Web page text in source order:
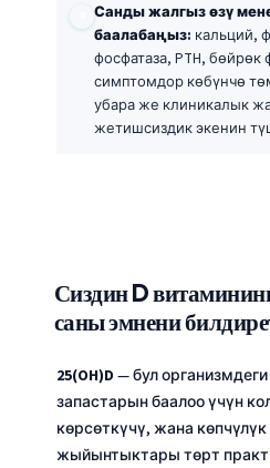
Санды жалгыз өзү
баалабаңыз: кальций,
фосфатаза, PTH,
симптомдор көбүнчө
убара же клиникалык
жетишсиздик экенин
Сиздин D
саны эмнени
25(OH)D — бул
запастарын баалоо үчүн
көрсөткүчү, жана
жыйынтыктары төрт